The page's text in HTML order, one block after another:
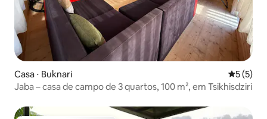
Casa ⋅ Buknari 5 de
5 (5)
Jaba – casa de campo de 3 quartos, 100 m², em Tsikhisdziri